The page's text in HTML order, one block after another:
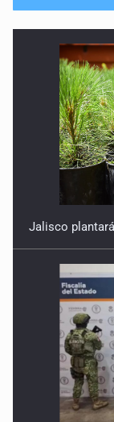
No hay
11 de Julio
Detienen en
y más de 50
10 de Julio
Instalan mesa
Que tiradero
10 de Julio
Detienen a
incidente vial
9 de Julio de
Reactivarán
Jalisco